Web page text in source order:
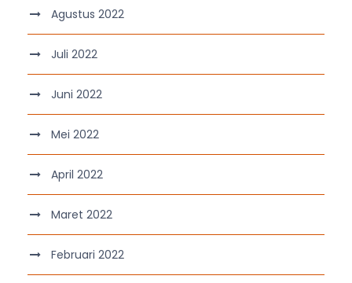
Agustus 2022
Juli 2022
Juni 2022
Mei 2022
April 2022
Maret 2022
Februari 2022